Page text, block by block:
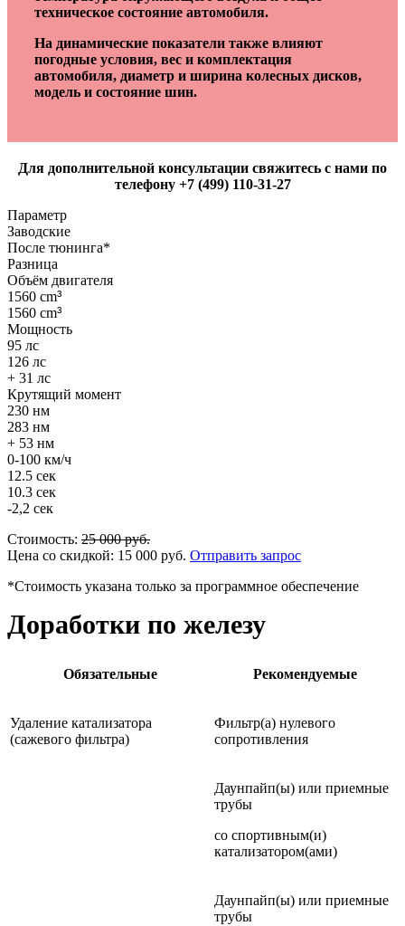
техническое состояние автомобиля.
На динамические показатели также влияют
погодные условия, вес и комплектация
автомобиля, диаметр и ширина колесных дисков,
модель и состояние шин.
Для дополнительной консультации свяжитесь с нами по
телефону +7 (499) 110-31-27
Параметр
Заводские
После тюнинга*
Разница
Объём двигателя
1560 cm³
1560 cm³
Мощность
95 лс
126 лс
+ 31 лс
Крутящий момент
230 нм
283 нм
+ 53 нм
0-100 км/ч
12.5 сек
10.3 сек
-2,2 сек
Стоимость: 25 000руб.
Цена со скидкой: 15 000 руб. Отправить запрос
*Стоимость указана только за программное обеспечение
Доработки по железу
Обязательные Рекомендуемые
Удаление катализатора
(сажевого фильтра)
Фильтр(а) нулевого
сопротивления
Даунпайп(ы) или приемные
трубы
со спортивным(и)
катализатором(ами)
Даунпайп(ы) или приемные
трубы